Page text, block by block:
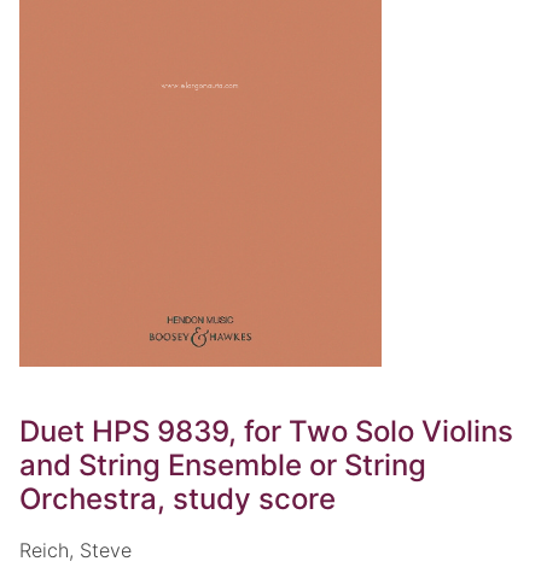
Duet HPS 9839, for Two Solo Violins
and String Ensemble or String
Orchestra, study score
Reich, Steve